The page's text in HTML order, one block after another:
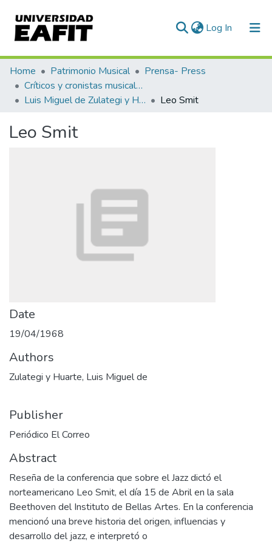
Log In (current)
Communities & Collections
All of DSpace
Home Patrimonio Musical
Prensa- Press
Críticos y cronistas musicales
Luis Miguel de Zulategi y Huarte
Leo Smit
Leo Smit
Date
19/04/1968
Authors
Zulategi y Huarte, Luis Miguel de
Publisher
Periódico El Correo
Abstract
Reseña de la conferencia que sobre el Jazz dictó el
norteamericano Leo Smit, el día 15 de Abril en la sala
Beethoven del Instituto de Bellas Artes. En la conferencia
mencionó una breve historia del origen, influencias y
desarrollo del jazz, e interpretó o